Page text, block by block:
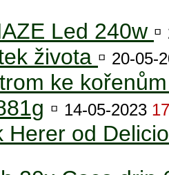
Led 240w ▫
života ▫ 20-05-
ke
▫ 14-05-2023
Herer od